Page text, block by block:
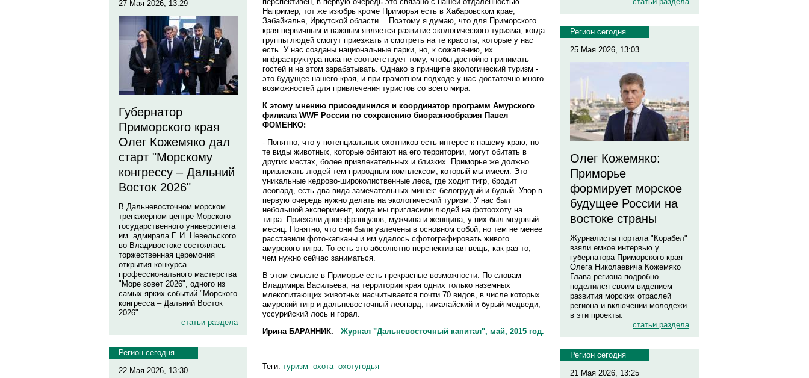
27 Мая 2026, 13:29
Губернатор
Приморского края
Олег Кожемяко дал
старт "Морскому
конгрессу – Дальний
Восток 2026"
В Дальневосточном морском
тренажерном центре Морского
государственного университета
им. адмирала Г. И. Невельского
во Владивостоке состоялась
торжественная церемония
открытия конкурса
профессионального мастерства
"Море зовет 2026", одного из
самых ярких событий "Морского
конгресса – Дальний Восток
2026".
статьи раздела
Регион сегодня
22 Мая 2026, 13:30
Например, тот же изюбрь кроме Приморья есть в Хабаровском крае,
Забайкалье, Иркутской области… Поэтому я думаю, что для Приморского
края первичным и важным является развитие экологического туризма, когда
группы людей смогут приезжать и смотреть на те красоты, которые у нас
есть. У нас созданы национальные парки, но, к сожалению, их
инфраструктура пока не соответствует тому, чтобы достойно принимать
гостей и на этом зарабатывать. Однако в принципе экологический туризм -
это будущее нашего края, и при грамотном подходе у нас достаточно много
возможностей для привлечения туристов со всего мира.
К этому мнению присоединился и координатор программ Амурского
филиала WWF России по сохранению биоразнообразия Павел
ФОМЕНКО:
- Понятно, что у потенциальных охотников есть интерес к нашему краю, но
те виды животных, которые обитают на его территории, могут обитать в
других местах, более привлекательных и близких. Приморье же должно
привлекать людей тем природным комплексом, который мы имеем. Это
уникальные кедрово-широколиственные леса, где ходит тигр, бродит
леопард, есть два вида замечательных мишек: белогрудый и бурый. Упор в
первую очередь нужно делать на экологический туризм. У нас был
небольшой эксперимент, когда мы пригласили людей на фотоохоту на
тигра. Приехали двое французов, мужчина и женщина, у них был медовый
месяц. Понятно, что они были увлечены в основном собой, но тем не менее
расставили фото-капканы и им удалось сфотографировать живого
амурского тигра. То есть это абсолютно перспективная вещь, как раз то,
чем нужно сейчас заниматься.
В этом смысле в Приморье есть прекрасные возможности. По словам
Владимира Васильева, на территории края одних только наземных
млекопитающих животных насчитывается почти 70 видов, в числе которых
амурский тигр и дальневосточный леопард, гималайский и бурый медведи,
уссурийский лось и горал.
Ирина БАРАННИК. Журнал "Дальневосточный капитал", май, 2015 год.
Теги: туризм охота охотугодья
Регион сегодня
25 Мая 2026, 13:03
Олег Кожемяко:
Приморье
формирует морское
будущее России на
востоке страны
Журналисты портала "Корабел"
взяли емкое интервью у
губернатора Приморского края
Олега Николаевича Кожемяко
Глава региона подробно
поделился своим видением
развития морских отраслей
региона и включении молодежи
в эти проекты.
статьи раздела
Регион сегодня
21 Мая 2026, 13:25